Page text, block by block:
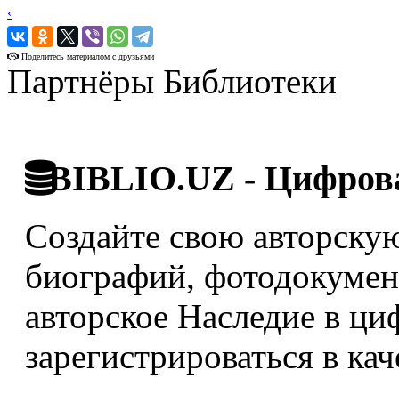
‹
›
Поделитесь материалом с друзьями
Партнёры Библиотеки
BIBLIO.UZ -
Создайте свою
биографий,
авторское Наследие в
зарегистрироваться в